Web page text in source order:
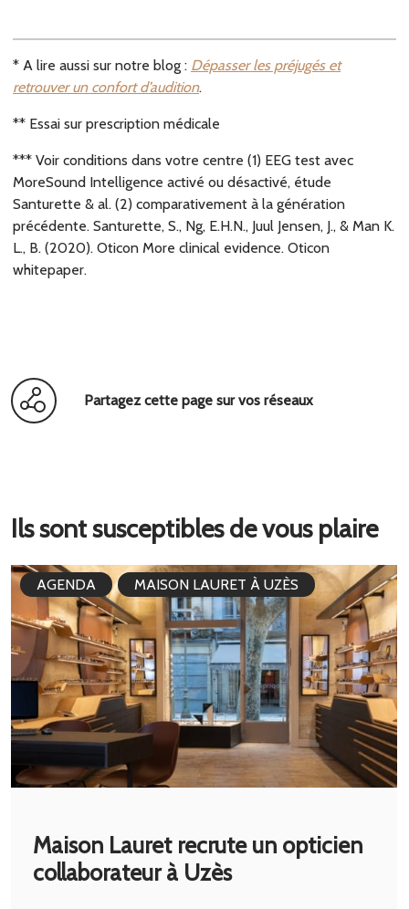
* A lire aussi sur notre blog : Dépasser les préjugés et
retrouver un confort d’audition.
** Essai sur prescription médicale
*** Voir conditions dans votre centre (1) EEG test avec
MoreSound Intelligence activé ou désactivé, étude
Santurette & al. (2) comparativement à la génération
précédente. Santurette, S., Ng, E.H.N., Juul Jensen, J., & Man K.
L., B. (2020). Oticon More clinical evidence. Oticon
whitepaper.
Partagez cette page sur vos réseaux
Ils sont susceptibles de vous plaire
AGENDA MAISON LAURET À UZÈS
Maison Lauret recrute un opticien
collaborateur à Uzès